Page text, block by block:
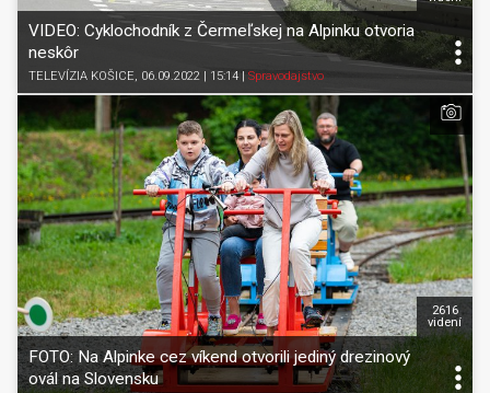
VIDEO: Cyklochodník z Čermeľskej na Alpinku otvoria
neskôr
TELEVÍZIA KOŠICE, 06.09.2022 | 15:14 Spravodajstvo
FOTO: Na Alpinke cez víkend otvorili jediný drezinový
ovál na Slovensku
2616
videní